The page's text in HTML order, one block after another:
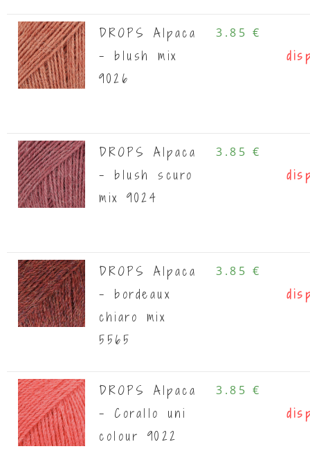
DROPS Alpaca
- blush mix
9026
3.85 €
DROPS Alpaca
- blush scuro
mix 9024
3.85 €
DROPS Alpaca
- bordeaux
chiaro mix
5565
3.85 €
DROPS Alpaca
- Corallo uni
colour 9022
3.85 €